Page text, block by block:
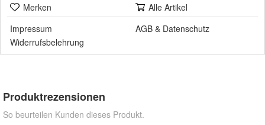
Merken
Alle Artikel
Impressum
AGB & Datenschutz
Widerrufsbelehrung
Produktrezensionen
So beurteilen Kunden dieses Produkt.